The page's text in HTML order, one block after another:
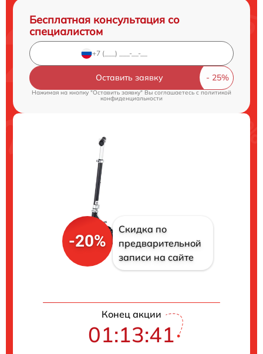
Бесплатная консультация со
специалистом
Оставить заявку
Нажимая на кнопку "Оставить заявку" Вы соглашаетесь cполитикой
конфиденциальности
-20%
Скидка по
предварительной
записи на сайте
Конец акции
01:13:40